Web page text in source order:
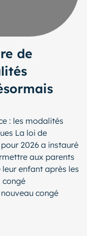
de
: les modalités
La loi de
2026 a instauré
aux parents
enfant après les
congé
congé